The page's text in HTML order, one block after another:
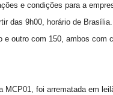
e condições para a
das 9h00, horário de
outro com 150, ambos com
MCP01, foi arrematada em